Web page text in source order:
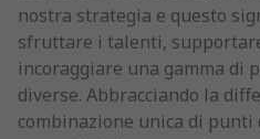
nostra strategia e questo
sfruttare i talenti,
incoraggiare una gamma di
diverse. Abbracciando la
combinazione unica di punti